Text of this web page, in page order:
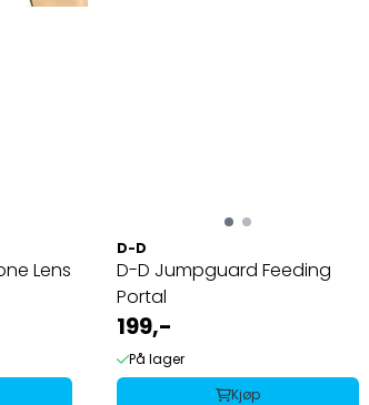
Lens
D-D
D-D Jumpguard Feeding
Portal
199,-
På lager
Kjøp